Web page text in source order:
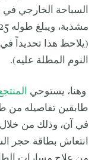
السباحة الخارجي
(يلاحظ هذا تحديداً
النوم المطلة عليه).
وهنا، يستوحي
طابقين تفاصيله من
في آن، وذلك من
انتعاش بطاقة حجر